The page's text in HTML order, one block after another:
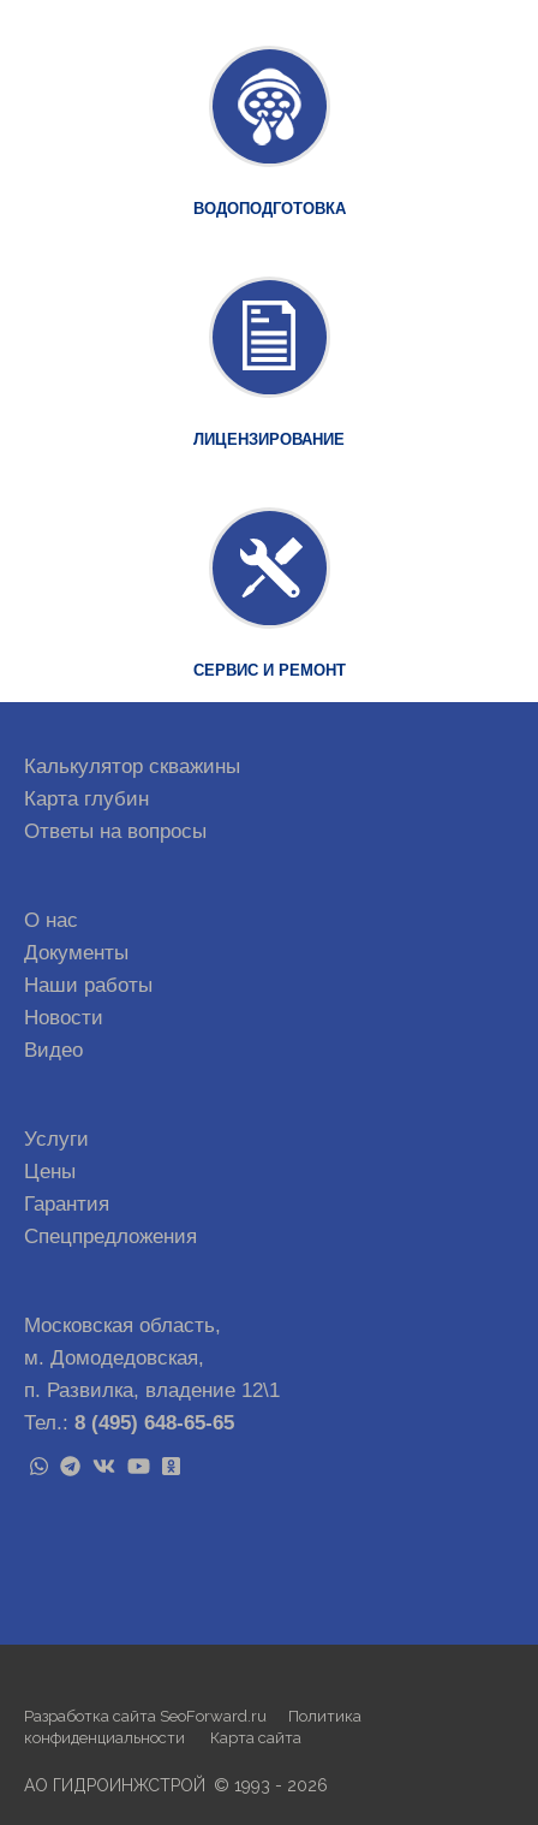
ВОДОПОДГОТОВКА
ЛИЦЕНЗИРОВАНИЕ
СЕРВИС И РЕМОНТ
Калькулятор скважины
Карта глубин
Ответы на вопросы
О нас
Документы
Наши работы
Новости
Видео
Услуги
Цены
Гарантия
Спецпредложения
Московская область,
м. Домодедовская,
п. Развилка, владение 12\1
Тел.: 8 (495) 648-65-65
Разработка сайта SeoForward.ru
Политика
конфиденциальности
Карта сайта
АО ГИДРОИНЖСТРОЙ © 1993 - 2026